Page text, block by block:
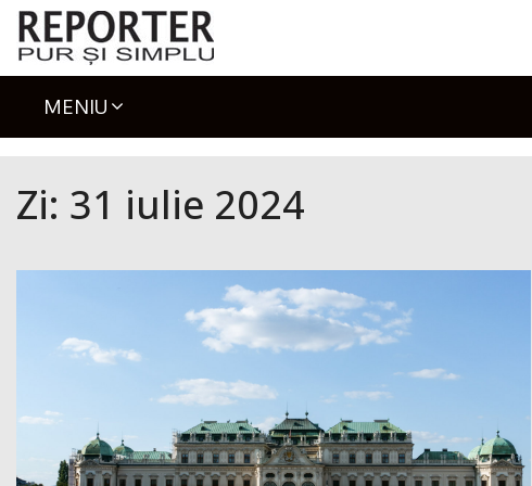
Skip
content
MENIU
Zi: 31 iulie 2024